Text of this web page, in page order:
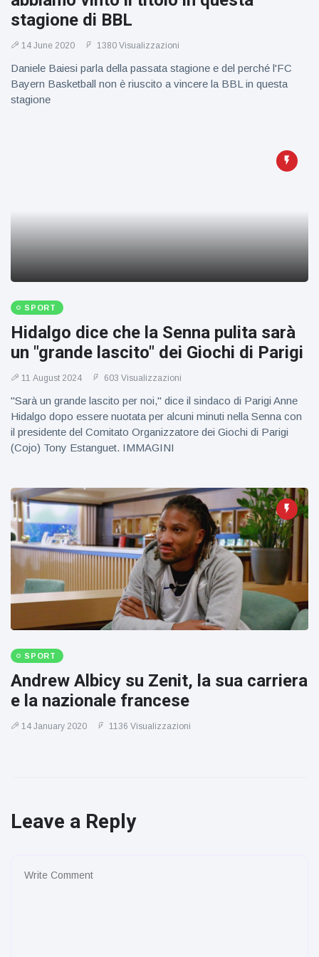
figlio dei
sogni’
stagione di BBL
14 June 2020 1380 Visualizzazioni
Daniele Baiesi parla della passata stagione e del perché l'FC
Bayern Basketball non è riuscito a vincere la BBL in questa
stagione
SPORT
Hidalgo dice che la Senna pulita sarà
un "grande lascito" dei Giochi di Parigi
11 August 2024 603 Visualizzazioni
"Sarà un grande lascito per noi," dice il sindaco di Parigi Anne
Hidalgo dopo essere nuotata per alcuni minuti nella Senna con
il presidente del Comitato Organizzatore dei Giochi di Parigi
(Cojo) Tony Estanguet. IMMAGINI
SPORT
Andrew Albicy su Zenit, la sua carriera
e la nazionale francese
14 January 2020 1136 Visualizzazioni
Leave a Reply